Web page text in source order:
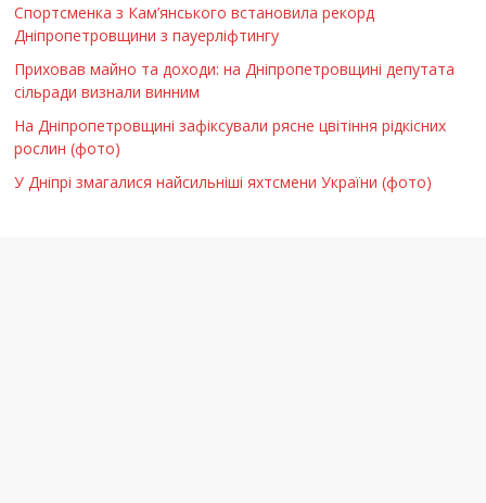
Спортсменка з Кам’янського встановила рекорд
Дніпропетровщини з пауерліфтингу
Приховав майно та доходи: на Дніпропетровщині депутата
сільради визнали винним
На Дніпропетровщині зафіксували рясне цвітіння рідкісних
рослин (фото)
У Дніпрі змагалися найсильніші яхтсмени України (фото)